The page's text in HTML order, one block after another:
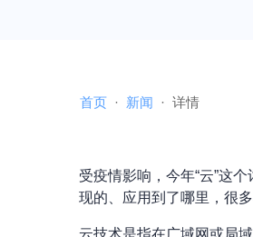
首页 新闻 详情
受疫情影响，今年“云”这
现的、应用到了哪里，很多
云技术是指在广域网或局